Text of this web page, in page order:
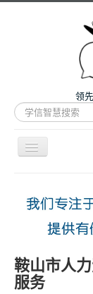
领
站
内
搜
导
航
微咨询
人才服务
留学和考研
案例
鞍山市人
服务